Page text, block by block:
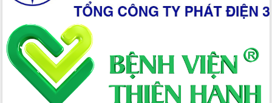
sản sống” trong dòng chảy toàn cầu
Xây dựng nông thôn mới: Nâng cao đời
sống người dân từ những mô hình thiết
thực
Quyết liệt tháo gỡ vướng mắc, đẩy
nhanh tiến độ các dự án trọng điểm
trong Khu kinh tế Nam Phú Yên
Hòn Yến phát triển du lịch gắn với bảo